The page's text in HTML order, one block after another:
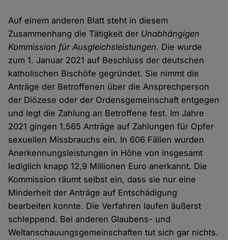
Auf einem anderen Blatt steht in diesem
Zusammenhang die Tätigkeit der Unabhängigen
Kommission für Ausgleichsleistungen. Die wurde
zum 1. Januar 2021 auf Beschluss der deutschen
katholischen Bischöfe gegründet. Sie nimmt die
Anträge der Betroffenen über die Ansprechperson
der Diözese oder der Ordensgemeinschaft entgegen
und legt die Zahlung an Betroffene fest. Im Jahre
2021 gingen 1.565 Anträge auf Zahlungen für Opfer
sexuellen Missbrauchs ein. In 606 Fällen wurden
Anerkennungsleistungen in Höhe von insgesamt
lediglich knapp 12,9 Millionen Euro anerkannt. Die
Kommission räumt selbst ein, dass sie nur eine
Minderheit der Anträge auf Entschädigung
bearbeiten konnte. Die Verfahren laufen äußerst
schleppend. Bei anderen Glaubens- und
Weltanschauungsgemeinschaften tut sich gar nichts.